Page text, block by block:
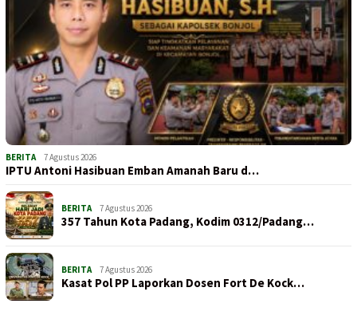
BERITA 7 Agustus 2026
IPTU Antoni Hasibuan Emban Amanah Baru d…
BERITA 7 Agustus 2026
357 Tahun Kota Padang, Kodim 0312/Padang…
BERITA 7 Agustus 2026
Kasat Pol PP Laporkan Dosen Fort De Kock…